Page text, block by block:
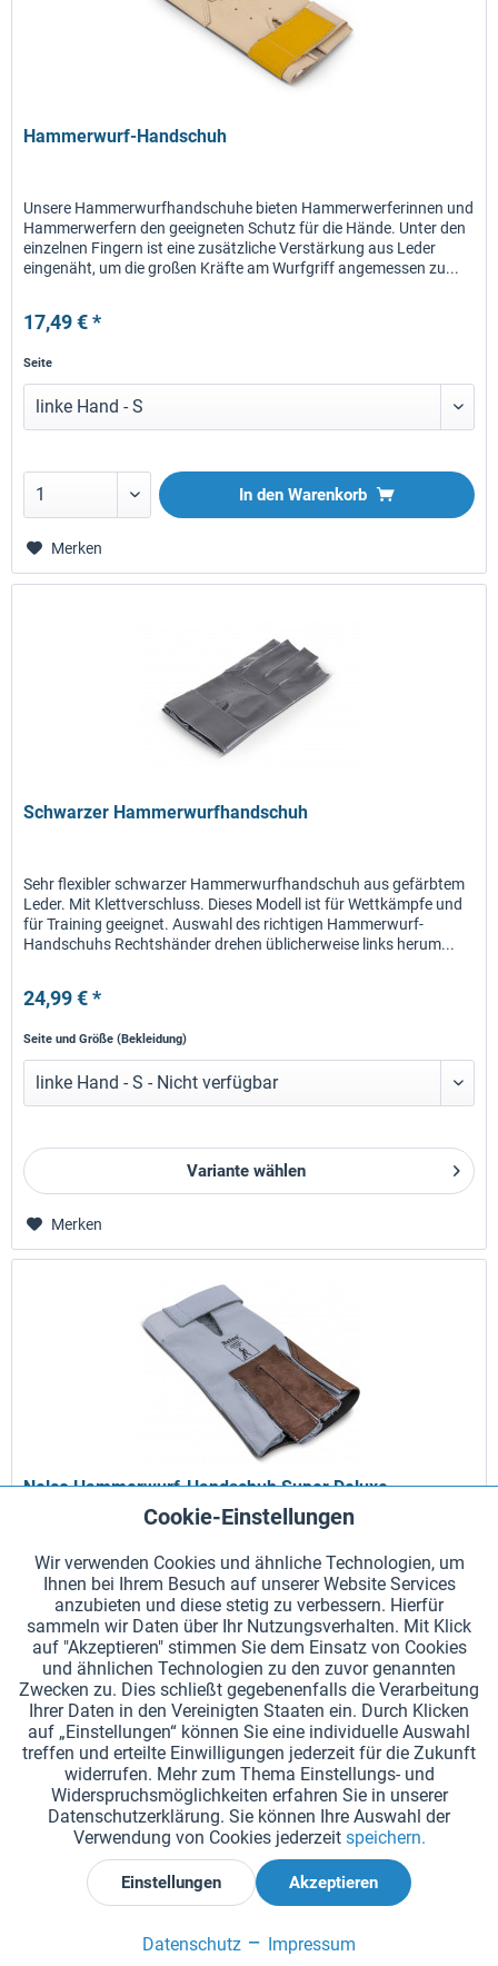
Hammerwurf-Handschuh
Unsere Hammerwurfhandschuhe bieten Hammerwerferinnen und
Hammerwerfern den geeigneten Schutz für die Hände. Unter den
einzelnen Fingern ist eine zusätzliche Verstärkung aus Leder
eingenäht, um die großen Kräfte am Wurfgriff angemessen zu...
17,49 € *
Seite
In den Warenkorb
Merken
Schwarzer Hammerwurfhandschuh
Sehr flexibler schwarzer Hammerwurfhandschuh aus gefärbtem
Leder. Mit Klettverschluss. Dieses Modell ist für Wettkämpfe und
für Training geeignet. Auswahl des richtigen Hammerwurf-
Handschuhs Rechtshänder drehen üblicherweise links herum...
24,99 € *
Seite und Größe (Bekleidung)
Variante wählen
Merken
Nelco Hammerwurf-Handschuh Super Deluxe
Hammerwurfhandschuh aus hellem Leder. Spezielle
Verstärkungen sorgen für einen wirkungsvollen Schutz. Der
besonders breite und robuste Klettverschluss sorgt für einen
sicheren und festen Sitz des Handschuhs. Für Wettkampf und
Training...
39,99 € *
Seite
In den Warenkorb
Merken
Aktiv
Tracking Aktiv
Cookie-Einstellungen
Wir verwenden Cookies und ähnliche Technologien, um
Ihnen bei Ihrem Besuch auf unserer Website Services
anzubieten und diese stetig zu verbessern. Hierfür
sammeln wir Daten über Ihr Nutzungsverhalten. Mit Klick
auf "Akzeptieren" stimmen Sie dem Einsatz von Cookies
und ähnlichen Technologien zu den zuvor genannten
Zwecken zu. Dies schließt gegebenenfalls die Verarbeitung
Ihrer Daten in den Vereinigten Staaten ein. Durch Klicken
auf „Einstellungen“ können Sie eine individuelle Auswahl
treffen und erteilte Einwilligungen jederzeit für die Zukunft
widerrufen. Mehr zum Thema Einstellungs- und
Widerspruchsmöglichkeiten erfahren Sie in unserer
Datenschutzerklärung. Sie können Ihre Auswahl der
Verwendung von Cookies jederzeit speichern.
Einstellungen Akzeptieren
Datenschutz Impressum